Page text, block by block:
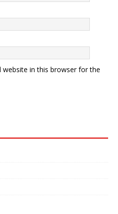
website in this browser for the